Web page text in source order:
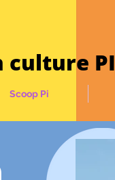
culture PI
Scoop Pi